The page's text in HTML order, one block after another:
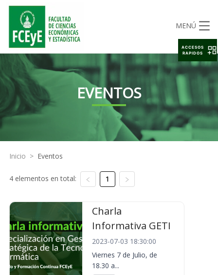
MENÚ
EVENTOS
Inicio > Eventos
4 elementos en total: 1
Charla
Informativa GETI
2023-07-03 18:30:00
Viernes 7 de Julio, de
18.30 a...
ACCESOS
RAPIDOS